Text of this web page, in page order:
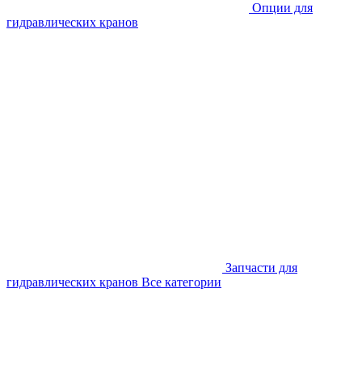
Опции для
гидравлических кранов
Запчасти для
гидравлических кранов Все категории